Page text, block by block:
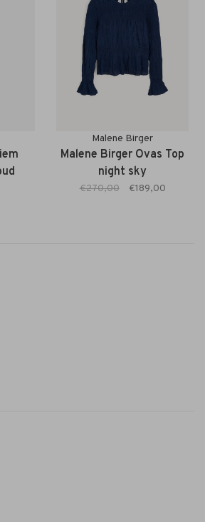
Malene Birger
Malene Birger Ovas Top
night sky
€270,00 €189,00